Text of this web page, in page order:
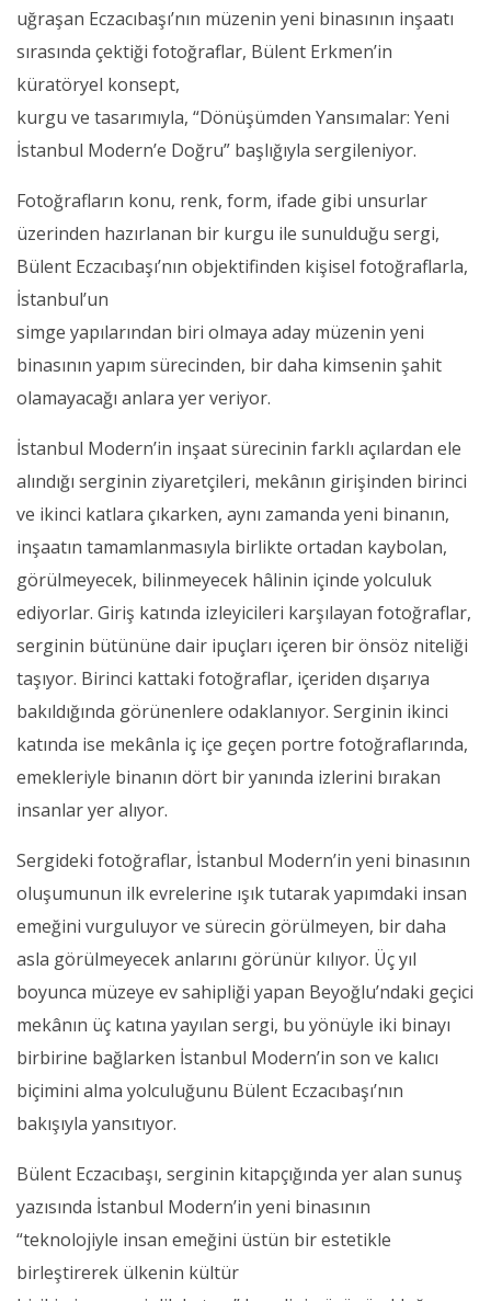
uğraşan Eczacıbaşı’nın müzenin yeni binasının inşaatı
sırasında çektiği fotoğraflar, Bülent Erkmen’in
küratöryel konsept,
kurgu ve tasarımıyla, “Dönüşümden Yansımalar: Yeni
İstanbul Modern’e Doğru” başlığıyla sergileniyor.
Fotoğrafların konu, renk, form, ifade gibi unsurlar
üzerinden hazırlanan bir kurgu ile sunulduğu sergi,
Bülent Eczacıbaşı’nın objektifinden kişisel fotoğraflarla,
İstanbul’un
simge yapılarından biri olmaya aday müzenin yeni
binasının yapım sürecinden, bir daha kimsenin şahit
olamayacağı anlara yer veriyor.
İstanbul Modern’in inşaat sürecinin farklı açılardan ele
alındığı serginin ziyaretçileri, mekânın girişinden birinci
ve ikinci katlara çıkarken, aynı zamanda yeni binanın,
inşaatın tamamlanmasıyla birlikte ortadan kaybolan,
görülmeyecek, bilinmeyecek hâlinin içinde yolculuk
ediyorlar. Giriş katında izleyicileri karşılayan fotoğraflar,
serginin bütününe dair ipuçları içeren bir önsöz niteliği
taşıyor. Birinci kattaki fotoğraflar, içeriden dışarıya
bakıldığında görünenlere odaklanıyor. Serginin ikinci
katında ise mekânla iç içe geçen portre fotoğraflarında,
emekleriyle binanın dört bir yanında izlerini bırakan
insanlar yer alıyor.
Sergideki fotoğraflar, İstanbul Modern’in yeni binasının
oluşumunun ilk evrelerine ışık tutarak yapımdaki insan
emeğini vurguluyor ve sürecin görülmeyen, bir daha
asla görülmeyecek anlarını görünür kılıyor. Üç yıl
boyunca müzeye ev sahipliği yapan Beyoğlu’ndaki geçici
mekânın üç katına yayılan sergi, bu yönüyle iki binayı
birbirine bağlarken İstanbul Modern’in son ve kalıcı
biçimini alma yolculuğunu Bülent Eczacıbaşı’nın
bakışıyla yansıtıyor.
Bülent Eczacıbaşı, serginin kitapçığında yer alan sunuş
yazısında İstanbul Modern’in yeni binasının
“teknolojiyle insan emeğini üstün bir estetikle
birleştirerek ülkenin kültür